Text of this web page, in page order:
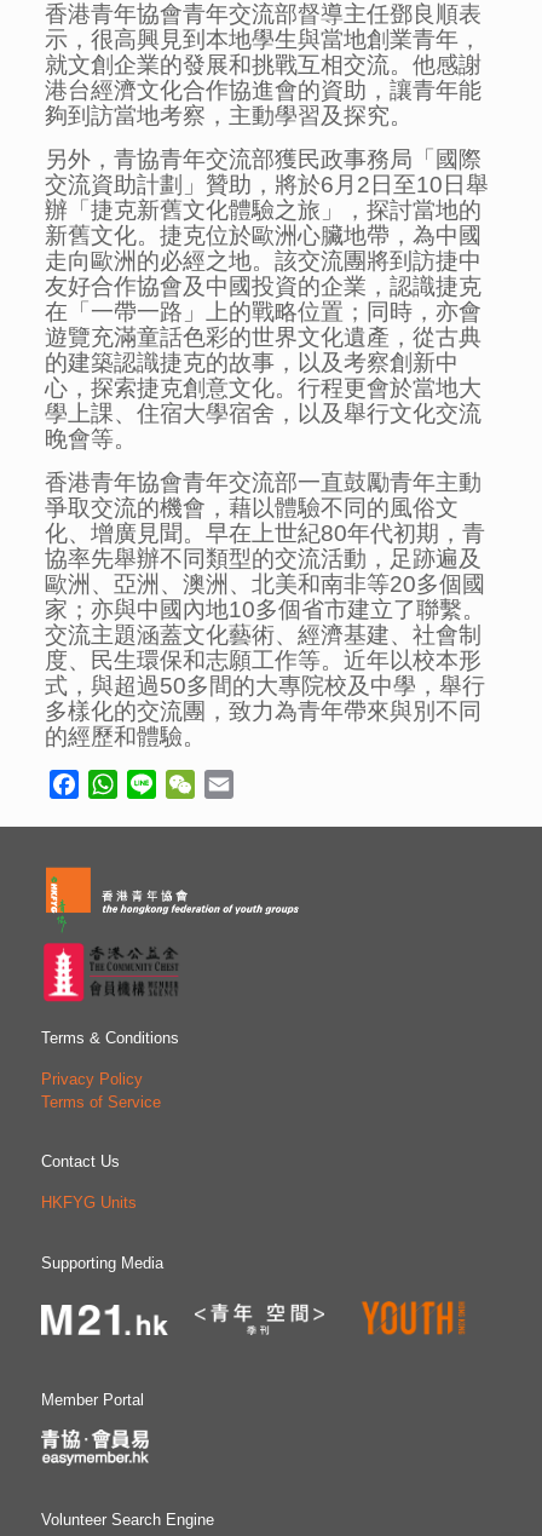
香港青年協會青年交流部督導主任鄧良順表
示，很高興見到本地學生與當地創業青年，
就文創企業的發展和挑戰互相交流。他感謝
港台經濟文化合作協進會的資助，讓青年能
夠到訪當地考察，主動學習及探究。
另外，青協青年交流部獲民政事務局「國際
交流資助計劃」贊助，將於6月2日至10日舉
辦「捷克新舊文化體驗之旅」，探討當地的
新舊文化。捷克位於歐洲心臟地帶，為中國
走向歐洲的必經之地。該交流團將到訪捷中
友好合作協會及中國投資的企業，認識捷克
在「一帶一路」上的戰略位置；同時，亦會
遊覽充滿童話色彩的世界文化遺產，從古典
的建築認識捷克的故事，以及考察創新中
心，探索捷克創意文化。行程更會於當地大
學上課、住宿大學宿舍，以及舉行文化交流
晚會等。
香港青年協會青年交流部一直鼓勵青年主動
爭取交流的機會，藉以體驗不同的風俗文
化、增廣見聞。早在上世紀80年代初期，青
協率先舉辦不同類型的交流活動，足跡遍及
歐洲、亞洲、澳洲、北美和南非等20多個國
家；亦與中國內地10多個省市建立了聯繫。
交流主題涵蓋文化藝術、經濟基建、社會制
度、民生環保和志願工作等。近年以校本形
式，與超過50多間的大專院校及中學，舉行
多樣化的交流團，致力為青年帶來與別不同
的經歷和體驗。
FacebookWhatsApp
Line WeChat
Terms & Conditions
Privacy Policy
Terms of Service
Contact Us
HKFYG Units
Supporting Media
Member Portal
Volunteer Search Engine